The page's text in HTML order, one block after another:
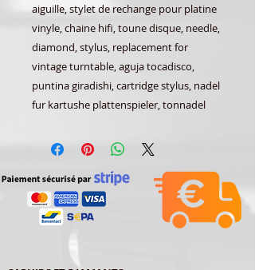
aiguille, stylet de rechange pour platine
vinyle, chaine hifi, toune disque, needle,
diamond, stylus, replacement for
vintage turntable, aguja tocadisco,
puntina giradishi, cartridge stylus, nadel
fur kartushe plattenspieler, tonnadel